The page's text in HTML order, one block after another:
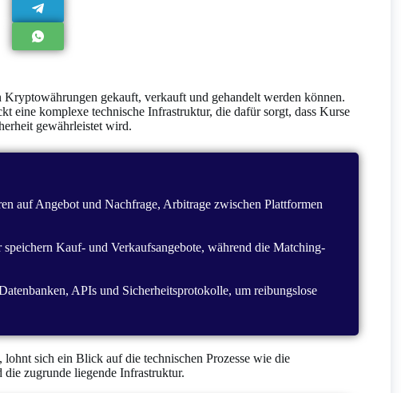
gekauft, verkauft und gehandelt werden können.
eine komplexe technische Infrastruktur, die dafür sorgt, dass Kurse
gewährleistet wird.
auf Angebot und Nachfrage, Arbitrage zwischen Plattformen
Kauf- und Verkaufsangebote, während die Matching-
APIs und Sicherheitsprotokolle, um reibungslose
sich ein Blick auf die technischen Prozesse wie die
zugrunde liegende Infrastruktur.